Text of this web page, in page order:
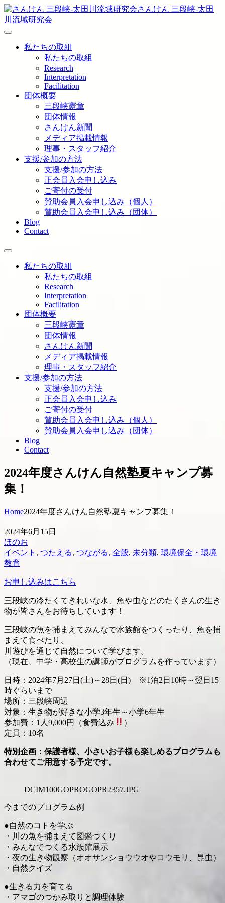
さんけん 三段峡‐太田
川流域研究会
私たちの取組
私たちの取組
Research
Interpretation
Facilitation
団体概要
三段峡憲章
団体情報
さんけん新聞
メディア掲載情報
理事・スタッフ紹介
支援/参加の方法
支援/参加の方法
正会員入会申し込み
ご寄付の受付
賛助会員入会申し込み（個人）
賛助会員入会申し込み（団体）
Blog
Contact
私たちの取組
私たちの取組
Research
Interpretation
Facilitation
団体概要
三段峡憲章
団体情報
さんけん新聞
メディア掲載情報
理事・スタッフ紹介
支援/参加の方法
支援/参加の方法
正会員入会申し込み
ご寄付の受付
賛助会員入会申し込み（個人）
賛助会員入会申し込み（団体）
Blog
Contact
2024年度さんけん自然塾夏キャンプ募
集！
Home2024年度さんけん自然塾夏キャンプ募集！
2024年6月15日
ほのお
イベント , つたえる, つながる, 全般, 未分類, 環境保全・環境
教育
お申し込みはこちら
三段峡の冷たくてきれいな水、魚や虫などのたくさんの生き
物が皆さんをお待ちしています！
三段峡の魚を捕まえてみんなで水族館をつくったり、魚を捕
まえて食べたり、
川遊びを通じて自然について学びます。
（現在、中学・高校生の講師がプログラムを作っています）
日時：2024年7月27日(土)～28日(日) ※1泊2日10時～翌日15
時ぐらいまで
場所：三段峡周辺
対象：生き物が好きな小学3年生～小学6年生
参加費：1人9,000円（食費込み
）
定員：10名
特別企画：保護者様、小さいお子様も楽しめるプログラムも
合わせてご用意する予定です。
DCIM100GOPROGOPR2357.JPG
今までのプログラム例
●自然のコトを学ぶ
・川の魚を捕まえて図鑑づくり
・みんなでつくる水族館展示
・夜の生き物観察（オオサンショウウオやコウモリ、昆虫）
・自然クイズ
●生きる力を育てる
・アマゴのつかみ取りと調理体験